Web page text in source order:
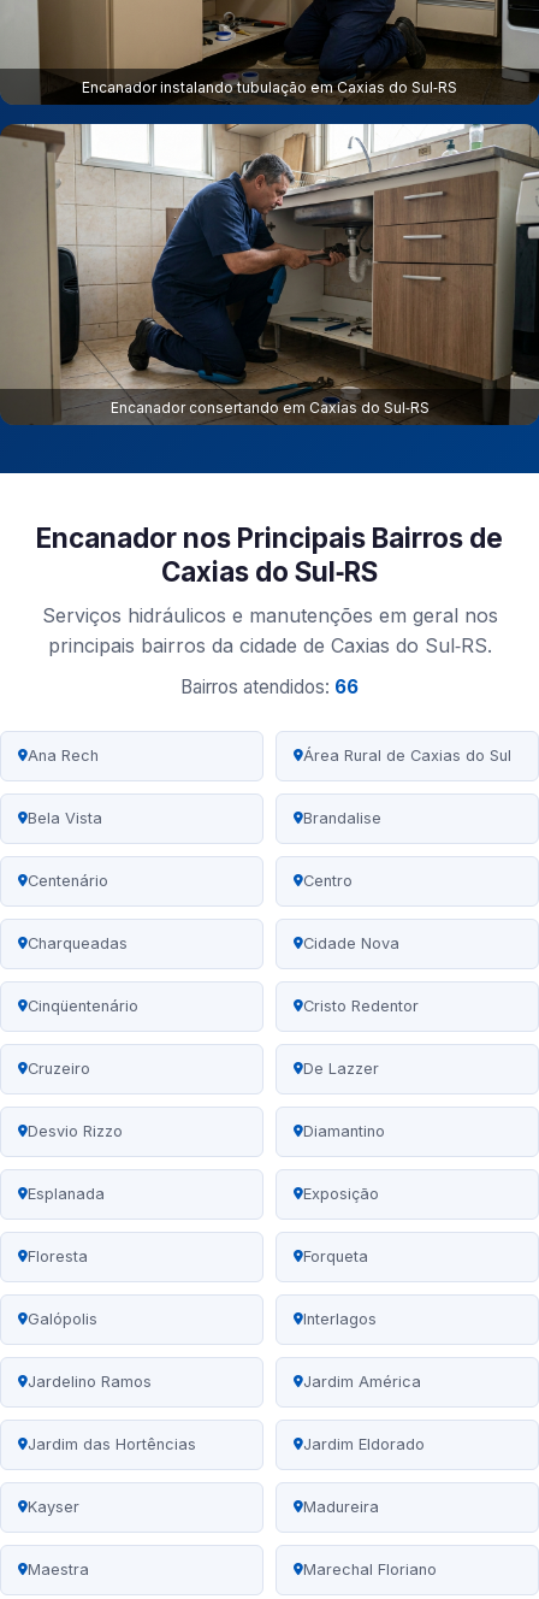
Encanador instalando tubulação em Caxias do Sul‑RS
Encanador consertando em Caxias do Sul‑RS
Encanador nos Principais Bairros de
Caxias do Sul‑RS
Serviços hidráulicos e manutenções em geral nos
principais bairros da cidade de Caxias do Sul‑RS.
Bairros atendidos: 66
Ana Rech Área Rural de Caxias do Sul
Bela Vista Brandalise
Centenário Centro
Charqueadas Cidade Nova
Cinqüentenário Cristo Redentor
Cruzeiro De Lazzer
Desvio Rizzo Diamantino
Esplanada Exposição
Floresta Forqueta
Galópolis Interlagos
Jardelino Ramos Jardim América
Jardim das Hortências Jardim Eldorado
Kayser Madureira
Maestra Marechal Floriano